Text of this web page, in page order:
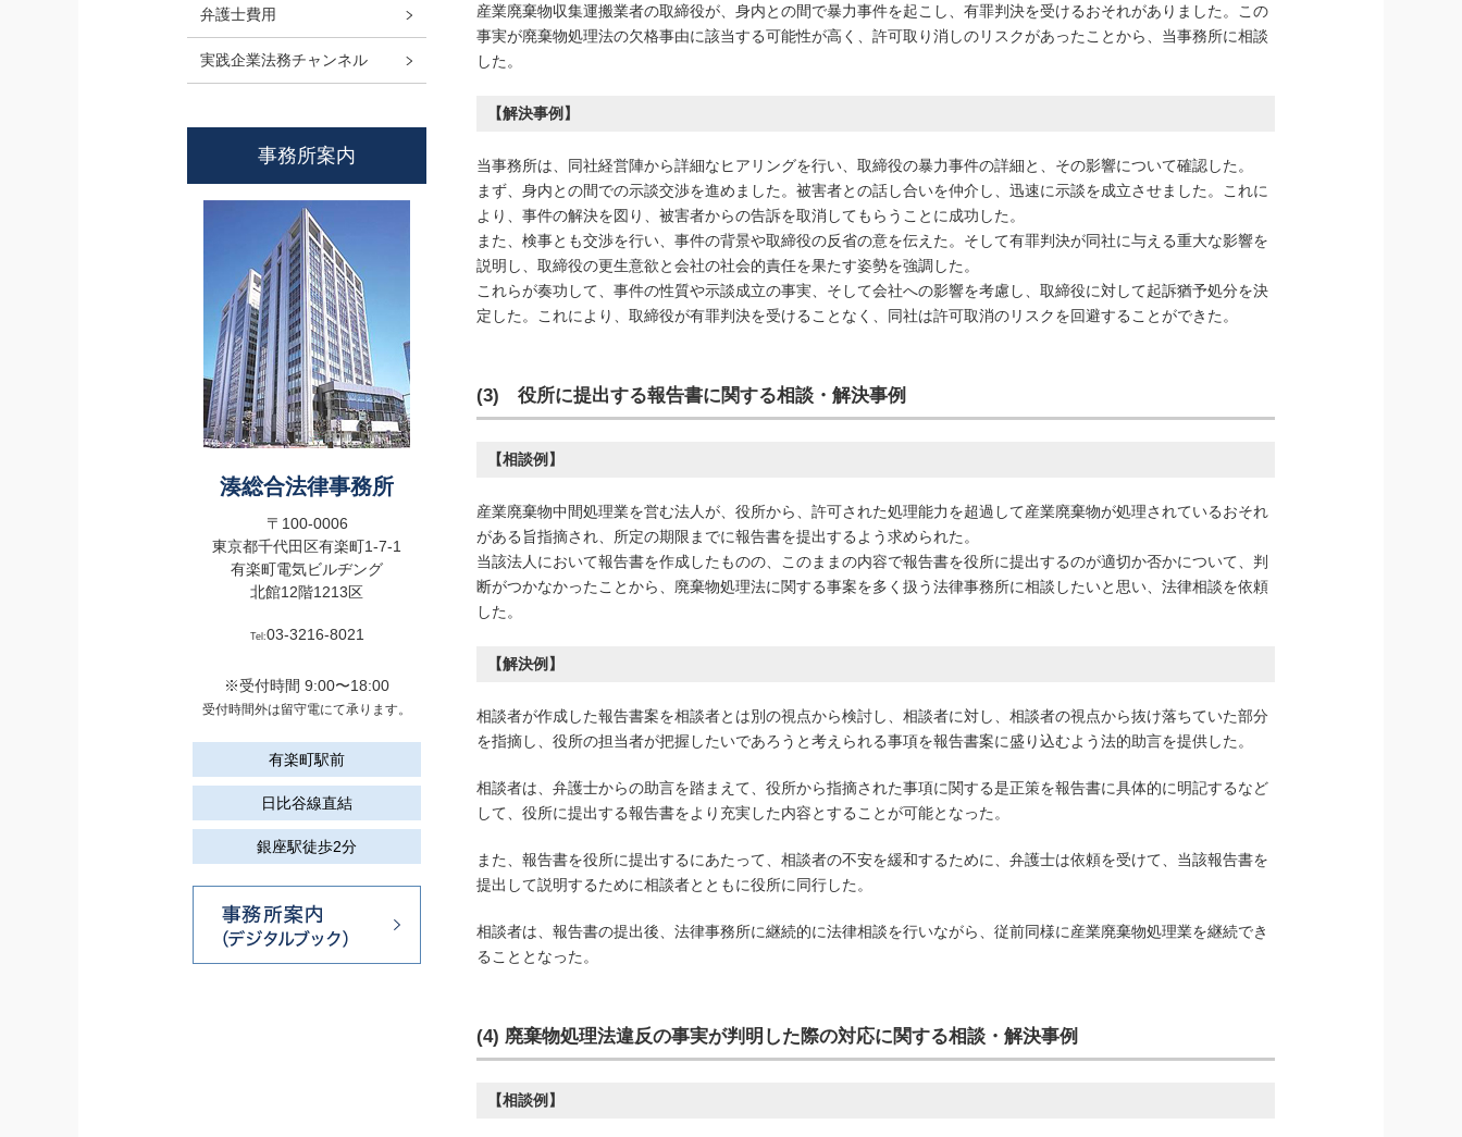
産業廃棄物収集運搬業者の取締役が、身内との間で暴力事件を起こし、有罪判決を受けるおそれがありました。この
事実が廃棄物処理法の欠格事由に該当する可能性が高く、許可取り消しのリスクがあったことから、当事務所に相談
した。
【解決事例】
当事務所は、同社経営陣から詳細なヒアリングを行い、取締役の暴力事件の詳細と、その影響について確認した。
まず、身内との間での示談交渉を進めました。被害者との話し合いを仲介し、迅速に示談を成立させました。これに
より、事件の解決を図り、被害者からの告訴を取消してもらうことに成功した。
また、検事とも交渉を行い、事件の背景や取締役の反省の意を伝えた。そして有罪判決が同社に与える重大な影響を
説明し、取締役の更生意欲と会社の社会的責任を果たす姿勢を強調した。
これらが奏功して、事件の性質や示談成立の事実、そして会社への影響を考慮し、取締役に対して起訴猶予処分を決
定した。これにより、取締役が有罪判決を受けることなく、同社は許可取消のリスクを回避することができた。
(3) 役所に提出する報告書に関する相談・解決事例
【相談例】
産業廃棄物中間処理業を営む法人が、役所から、許可された処理能力を超過して産業廃棄物が処理されているおそれ
がある旨指摘され、所定の期限までに報告書を提出するよう求められた。
当該法人において報告書を作成したものの、このままの内容で報告書を役所に提出するのが適切か否かについて、判
断がつかなかったことから、廃棄物処理法に関する事案を多く扱う法律事務所に相談したいと思い、法律相談を依頼
した。
【解決例】
相談者が作成した報告書案を相談者とは別の視点から検討し、相談者に対し、相談者の視点から抜け落ちていた部分
を指摘し、役所の担当者が把握したいであろうと考えられる事項を報告書案に盛り込むよう法的助言を提供した。
相談者は、弁護士からの助言を踏まえて、役所から指摘された事項に関する是正策を報告書に具体的に明記するなど
して、役所に提出する報告書をより充実した内容とすることが可能となった。
また、報告書を役所に提出するにあたって、相談者の不安を緩和するために、弁護士は依頼を受けて、当該報告書を
提出して説明するために相談者とともに役所に同行した。
相談者は、報告書の提出後、法律事務所に継続的に法律相談を行いながら、従前同様に産業廃棄物処理業を継続でき
ることとなった。
(4) 廃棄物処理法違反の事実が判 明した際の対応に関する相談・解決事例
【相談例】
弁護士費用
実践企業法務チャンネル
事務所案内
湊総合法律事務所
〒100-0006
東京都千代田区有楽町1-7-1
有楽町電気ビルヂング
北館12階1213区
Tel:03-3216-8021
※受付時間 9:00〜18:00
受付時間外は留守電にて承ります。
有楽町駅前
日比谷線直結
銀座駅徒歩2分